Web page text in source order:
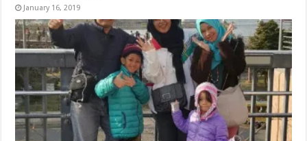
January 16, 2019